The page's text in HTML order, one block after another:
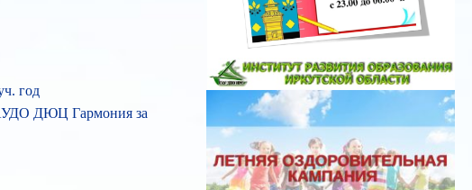
год
ДЮЦ Гармония за